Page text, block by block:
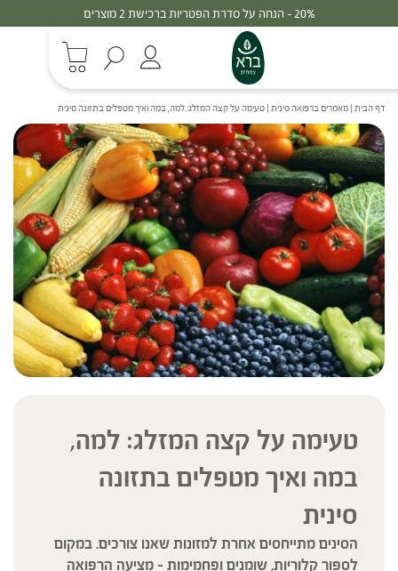
30% - הנחה על סדרת הפטריות ברכישת 3 מוצרים
דף הבית | מאמרים ברפואה סינית | טעימה על קצה המזלג: למה, במה ואיך מטפלים בתזונה סינית
טעימה על קצה המזלג: למה,
במה ואיך מטפלים בתזונה
סינית
הסינים מתייחסים אחרת למזונות שאנו צורכים. במקום
לספור קלוריות, שומנים ופחמימות – מציעה הרפואה